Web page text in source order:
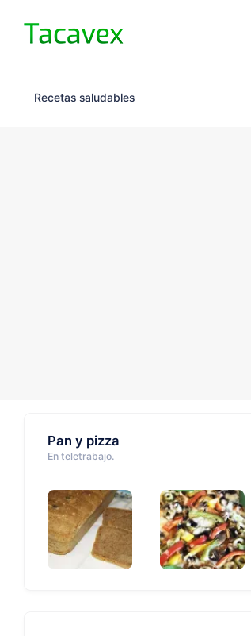
Recetas saludables
Pan y pizza
En teletrabajo.